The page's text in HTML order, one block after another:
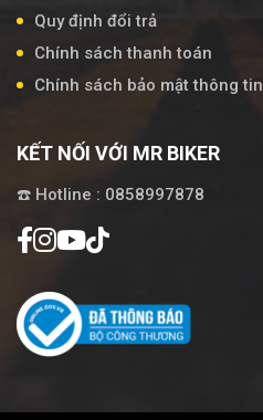
Quy định đổi trả
Chính sách thanh toán
Chính sách bảo mật thông tin
KẾT NỐI VỚI MR BIKER
☎️ Hotline : 0858997878